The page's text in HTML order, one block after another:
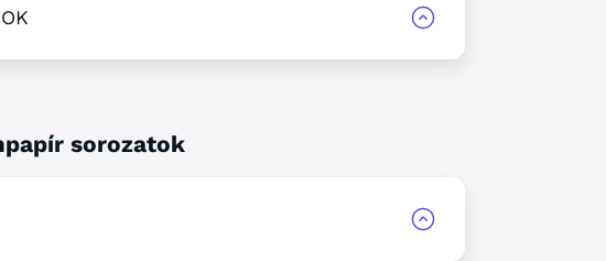
sorozatok